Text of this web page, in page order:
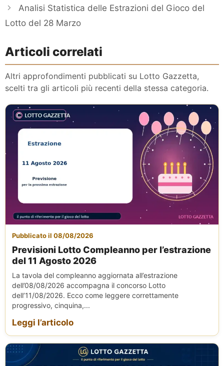
Analisi Statistica delle Estrazioni del Gioco del
Lotto del 28 Marzo
Articoli correlati
Altri approfondimenti pubblicati su Lotto Gazzetta,
scelti tra gli articoli più recenti della stessa categoria.
Pubblicato il 08/08/2026
Previsioni Lotto Compleanno per l’estrazione
del 11 Agosto 2026
La tavola del compleanno aggiornata all’estrazione
dell’08/08/2026 accompagna il concorso Lotto
dell’11/08/2026. Ecco come leggere correttamente
progressivo, cinquina,...
Leggi l’articolo